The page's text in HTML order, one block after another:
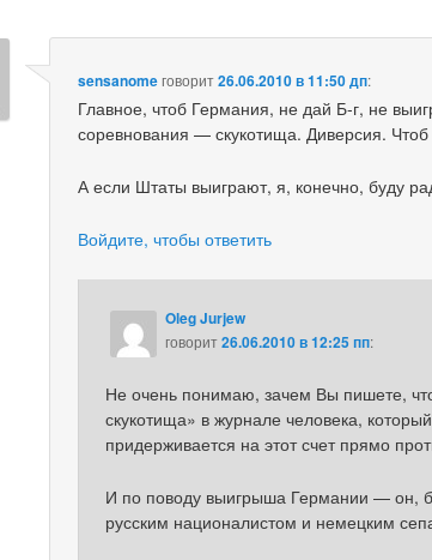
sensanomeговорит26.06.2010 в 11:50 дп:
Главное, чтоб Германия, не дай Б-г, не
соревнования — скукотища. Диверсия. Чтоб
А если Штаты выиграют, я, конечно, буду
Войдите, чтобы ответить
Oleg Jurjew
говорит26.06.2010 в 12:25 пп:
Не очень понимаю, зачем Вы пишете,
скукотища» в журнале человека,
придерживается на этот счет прямо
И по поводу выигрыша Германии — он,
русским националистом и немецким